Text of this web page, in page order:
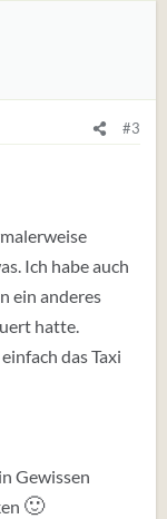
#3
Ich habe auch
ein anderes
hatte.
das Taxi
Gewissen
🙂